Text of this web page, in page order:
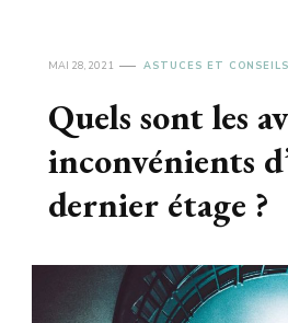
MAI 28, 2021 ASTUCES ET CONSEILS
Quels sont les
inconvénients
dernier étage ?